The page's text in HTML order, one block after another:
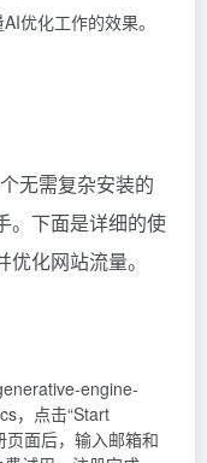
优化工作的效果。
无需复杂安装的
。下面是详细的使
化网站流量。
engine-
，点击“Start
面后，输入邮箱和